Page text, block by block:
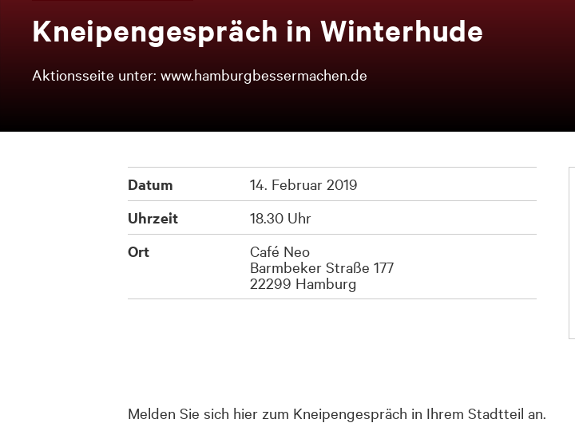
Knei­pen­ge­spräch in Win­ter­hu­de
Aktionsseite unter: www.hamburgbessermachen.de
Datum 14. Februar 2019
Uhrzeit 18.30 Uhr
Ort
Café Neo
Barmbeker Straße 177
22299 Hamburg
Melden Sie sich hier zum Kneipengespräch in Ihrem Stadtteil an.